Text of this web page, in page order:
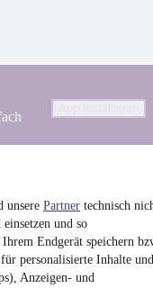
unsere Partner technisch
und so
Endgerät speichern
personalisierte Inhalte und
Anzeigen- und